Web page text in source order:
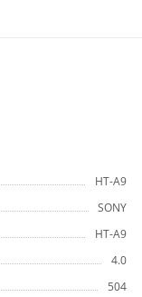
HT-A9
SONY
HT-A9
4.0
504